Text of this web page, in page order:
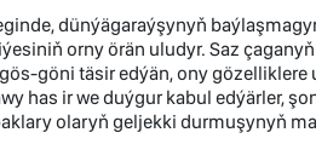
dünýägaraýşynyň
orny örän uludyr. Saz
göni täsir edýän, ony
has ir we duýgur kabul edýärler,
olaryň geljekki durmuşynyň